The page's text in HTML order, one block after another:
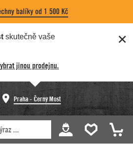
balíky od 1 500 Kč
skutečně vaše
jinou prodejnu.
Praha - Černý Most